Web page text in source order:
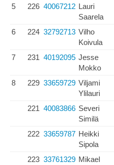
5 226 40067212 Lauri
Saarela
6 224 32792713 Vilho
Koivula
7 231 40192095 Jesse
Mokko
8 229 33659729 Viljami
Ylilauri
221 40083866 Severi
Similä
222 33659787 Heikki
Sipola
223 33761329 Mikael